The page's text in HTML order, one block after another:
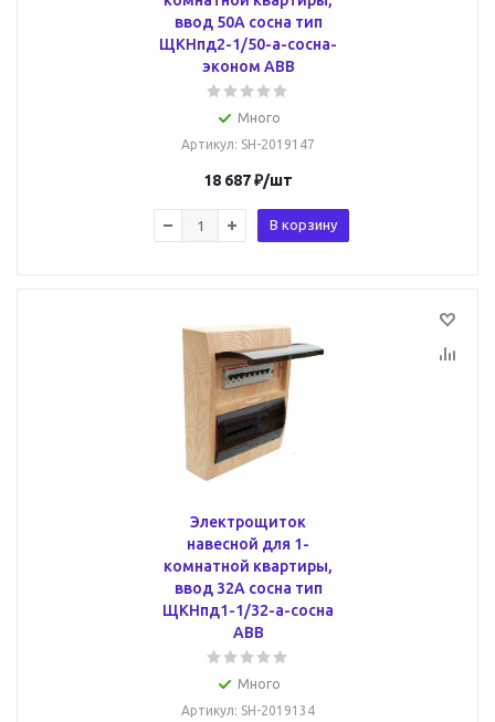
ввод 50А сосна тип
ЩКНпд2-1/50-a-сосна-
эконом ABB
Много
Артикул: SH-2019147
18 687₽/шт
В корзину
Электрощиток
навесной для 1-
комнатной квартиры,
ввод 32А сосна тип
ЩКНпд1-1/32-a-сосна
ABB
Много
Артикул: SH-2019134